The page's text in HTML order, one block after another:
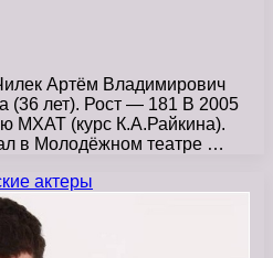
Артём Владимирович
(36 лет). Рост — 181 В 2005
МХАТ (курс К.А.Райкина).
в Молодёжном театре …
актеры